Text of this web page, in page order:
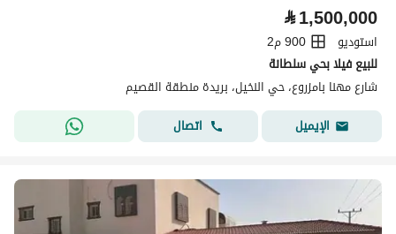
⃁1,500,000
استوديو
900 م2
للبيع فيلا بحي سلطانة
شارع مهنا بامزروع، حي النخيل، بريدة منطقة القصيم
الإيميل
اتصال